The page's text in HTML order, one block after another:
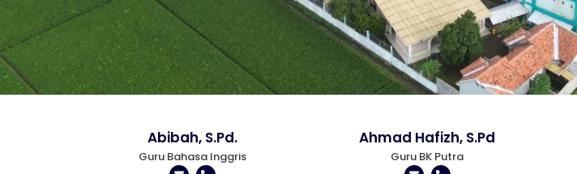
Abibah, S.Pd.
Guru Bahasa Inggris
Ahmad Hafizh, S.Pd
Guru BK Putra